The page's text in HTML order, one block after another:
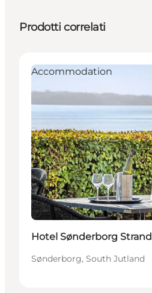
Prodotti correlati
Sostenibile
Accommodation
Hotel Sønderborg Strand
Sønderborg, South Jutland